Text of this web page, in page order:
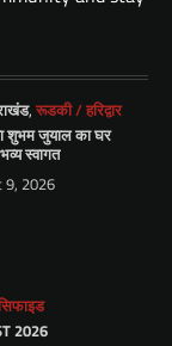
,रूडकी / हरिद्वार
शुभम जुयाल का घर
स्वागत
9, 2026
2026